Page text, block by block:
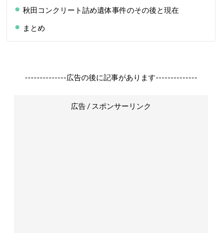
秋田コンクリート詰め遺体事件のその後と現在
まとめ
--------------広告の後に記事があります--------------
広告 / スポンサーリンク